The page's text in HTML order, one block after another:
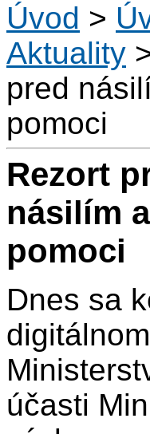
Úvod >
Aktuality
pred
pomoci
Rezort
násilím
pomoci
Dnes sa
účasti